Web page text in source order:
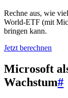
Rechne aus, wie
World-ETF (mit
bringen kann.
Jetzt berechnen
Microsoft
Wachstum#